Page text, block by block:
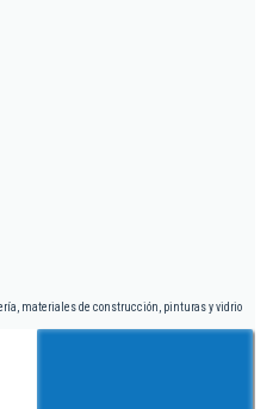
materiales de construcción, pinturas y vidrio